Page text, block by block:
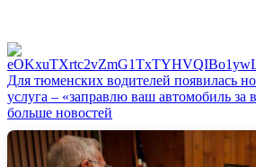
Для тюменских водителей появилась
услуга – «заправлю ваш автомобиль за
больше новостей